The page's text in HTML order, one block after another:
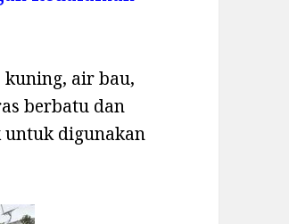
kuning, air bau,
berbatu dan
untuk digunakan